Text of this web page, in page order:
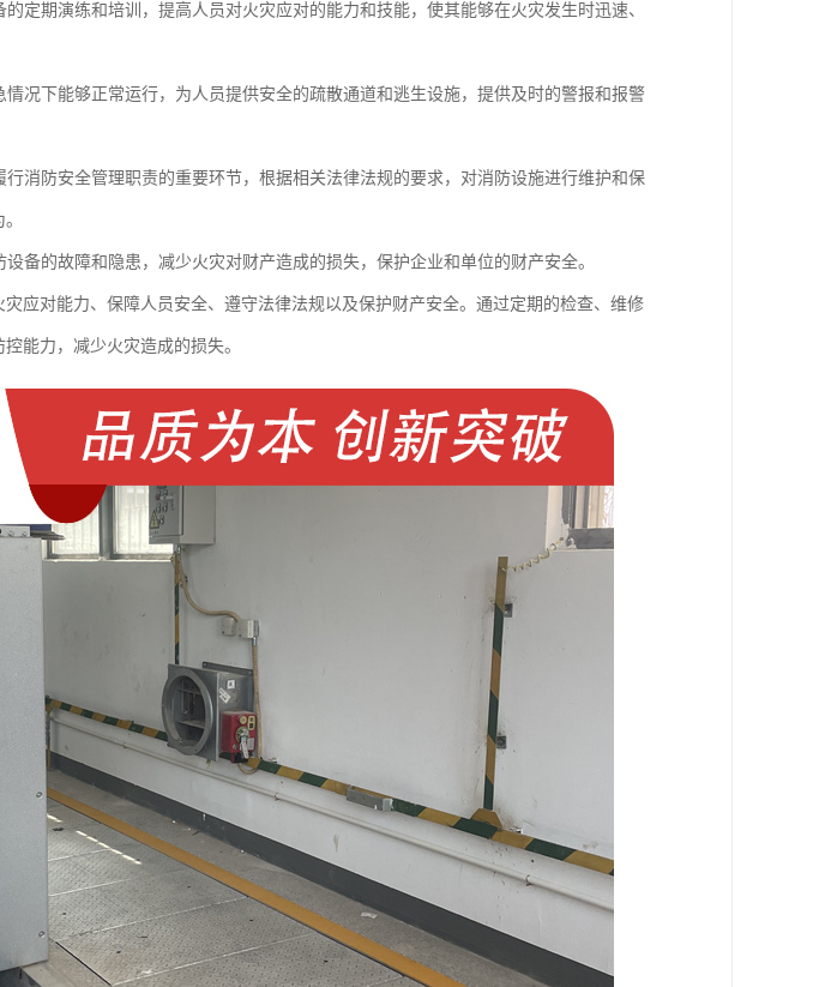
定期演练和培训，提高人员对火灾应对的能力和技能，使其能够在火灾发生时迅速、
况下能够正常运行，为人员提供安全的疏散通道和逃生设施，提供及时的警报和报警
消防安全管理职责的重要环节，根据相关法律法规的要求，对消防设施进行维护和保
备的故障和隐患，减少火灾对财产造成的损失，保护企业和单位的财产安全。
应对能力、保障人员安全、遵守法律法规以及保护财产安全。通过定期的检查、维修
能力，减少火灾造成的损失。